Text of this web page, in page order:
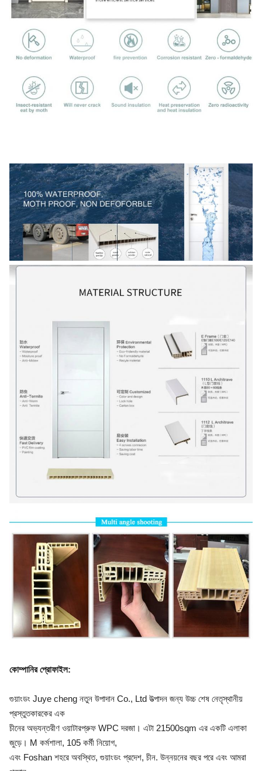
কোম্পানির প্রোফাইল:
গুয়াংডং Juye cheng নতুন উপাদান Co., Ltd উত্পাদন জন্য উচ্চ শেষ নেতৃস্থানীয়
প্রস্তুতকারকের এক
চীনের অভ্যন্তরীণ ওয়াটারপ্রুফ WPC দরজা। এটা 21500sqm এর একটি এলাকা
জুড়ে। M কর্মশালা, 105 কর্মী নিয়োগ,
এবং Foshan শহরে অবস্থিত, গুয়াংডং প্রদেশ, চীন. উন্নয়নের বছর পরে এবং আমরা